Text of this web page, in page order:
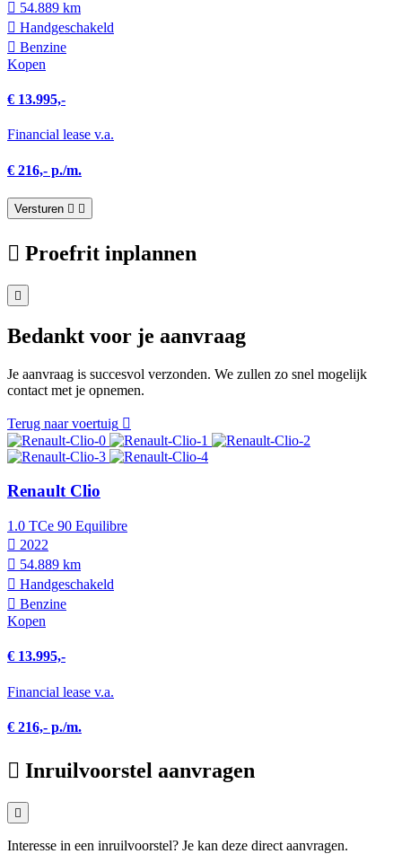
54.889 km
Hand­geschakeld
Benzine
Kopen
€ 13.995,-
Financial lease v.a.
€ 216,- p./m.
Versturen
Proefrit inplannen
Bedankt voor je aanvraag
Je aanvraag is succesvol verzonden. We zullen zo snel mogelijk
contact met je opnemen.
Terug naar voertuig
Renault Clio
1.0 TCe 90 Equilibre
2022
54.889 km
Hand­geschakeld
Benzine
Kopen
€ 13.995,-
Financial lease v.a.
€ 216,- p./m.
Inruilvoorstel aanvragen
Interesse in een inruilvoorstel? Je kan deze direct aanvragen.